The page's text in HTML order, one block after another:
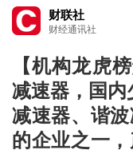
财联社
财经通讯社
【机构龙虎
减速器，国
减速器、谐
的企业之一